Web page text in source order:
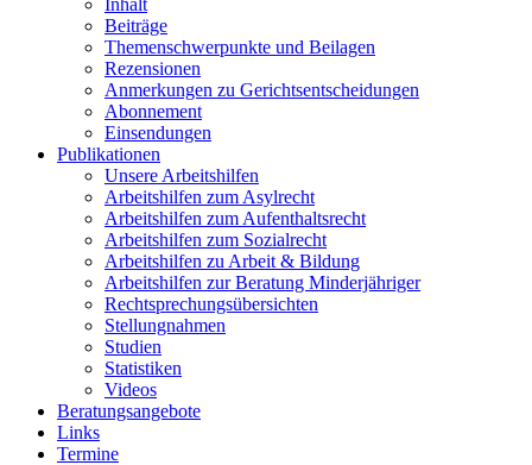
Inhalt
Beiträge
Themenschwerpunkte und Beilagen
Rezensionen
Anmerkungen zu Gerichtsentscheidungen
Abonnement
Einsendungen
Publikationen
Unsere Arbeitshilfen
Arbeitshilfen zum Asylrecht
Arbeitshilfen zum Aufenthaltsrecht
Arbeitshilfen zum Sozialrecht
Arbeitshilfen zu Arbeit & Bildung
Arbeitshilfen zur Beratung Minderjähriger
Rechtsprechungsübersichten
Stellungnahmen
Studien
Statistiken
Videos
Beratungsangebote
Links
Termine